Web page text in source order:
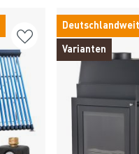
Varianten